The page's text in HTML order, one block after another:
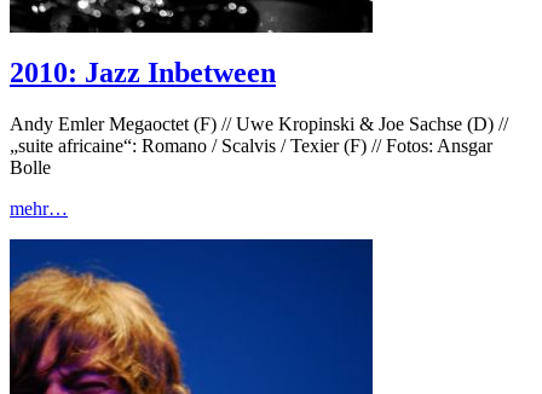
2010: Jazz Inbetween
Andy Emler Megaoctet (F) // Uwe Kropinski & Joe Sachse (D) //
„suite africaine“: Romano / Scalvis / Texier (F) // Fotos: Ansgar
Bolle
mehr…